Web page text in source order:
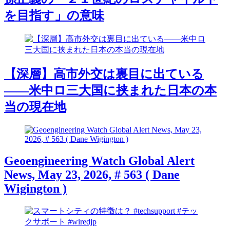
を目指す」の意味
【深層】高市外交は裏目に出ている
――米中ロ三大国に挟まれた日本の本
当の現在地
Geoengineering Watch Global Alert
News, May 23, 2026, # 563 ( Dane
Wigington )